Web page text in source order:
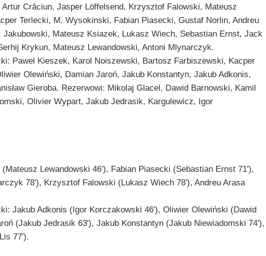
Crăciun, Jasper Löffelsend, Krzysztof Falowski, Mateusz
Terlecki, M. Wysokinski, Fabian Piasecki, Gustaf Norlin, Andreu
Mateusz Ksiazek, Lukasz Wiech, Sebastian Ernst, Jack
Krykun, Mateusz Lewandowski, Antoni Mlynarczyk.
Pawel Kieszek, Karol Noiszewski, Bartosz Farbiszewski, Kacper
Olewiński, Damian Jaroń, Jakub Konstantyn, Jakub Adkonis,
Gieroba. Rezerwowi: Mikolaj Glacel, Dawid Barnowski, Kamil
Olivier Wypart, Jakub Jedrasik, Kargulewicz, Igor
Lewandowski 46′), Fabian Piasecki (Sebastian Ernst 71′),
78′), Krzysztof Falowski (Lukasz Wiech 78′), Andreu Arasa
Jakub Adkonis (Igor Korczakowski 46′), Oliwier Olewiński (Dawid
(Jakub Jedrasik 63′), Jakub Konstantyn (Jakub Niewiadomski 74′),
77′).